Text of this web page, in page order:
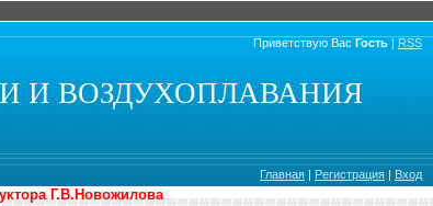
Приветствую Вас Гость | RSS
И ВОЗДУХОПЛАВАНИЯ
Главная | Регистрация | Вход
Г.В.Новожилова